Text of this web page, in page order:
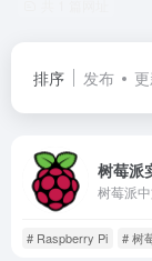
排序 发布
树莓派
树莓派
# Raspberry Pi # 树